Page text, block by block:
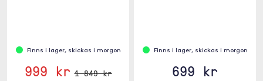
Finns i lager, skickas i morgon
999 kr 1 849 kr
Finns i lager, skickas i morgon
699 kr